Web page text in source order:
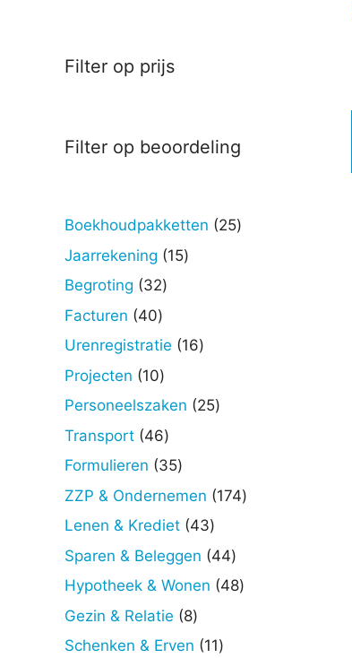
Filter op prijs
Filter op beoordeling
Boekhoudpakketten 2525
Jaarrekening 1515
Begroting 3232
Facturen 4040
producten
Urenregistratie 1616
Projecten 1010
producten
Personeelszaken 2525
Transport 4646
producten
Formulieren 3535
producten
ZZP & Ondernemen 174174
Lenen & Krediet 4343
producten
Sparen & Beleggen 4444
producten
Hypotheek & Wonen 4848
Gezin & Relatie 88
producten
Schenken & Erven 1111